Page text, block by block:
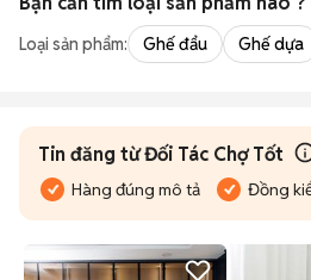
Loại sản phẩm: Ghế đẩu Ghế dựa
Tin đăng từ Đối Tác Chợ Tốt
Hàng đúng mô tả Đồng